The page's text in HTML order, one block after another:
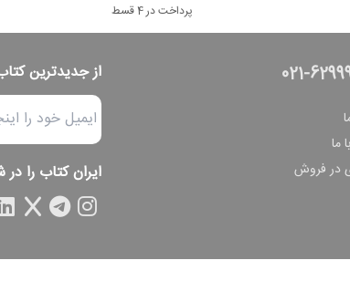
پرداخت در 4 قسط
021-
ما
در فروش
از جدیدترین
ایران کتاب را